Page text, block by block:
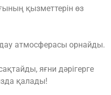
қызметтерін өз
атмосферасы орнайды.
яғни дәрігерге
қалады!